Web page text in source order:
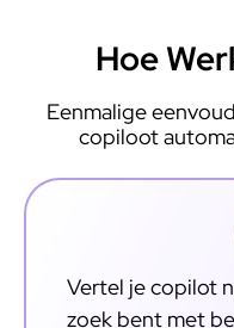
Hoe
Eenmalige
copiloot
Vertel je copilot
zoek bent met